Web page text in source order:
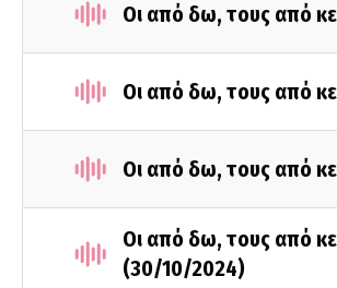
Οι από δω, τους από
Οι από δω, τους από
Οι από δω, τους από
Οι από δω, τους από
(30/10/2024)